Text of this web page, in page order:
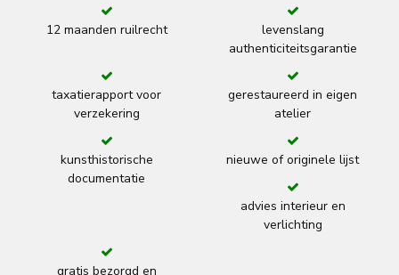
12 maanden ruilrecht
levenslang
authenticiteitsgarantie
taxatierapport voor
verzekering
gerestaureerd in eigen
atelier
kunsthistorische
documentatie
nieuwe of originele lijst
advies interieur en
verlichting
gratis bezorgd en